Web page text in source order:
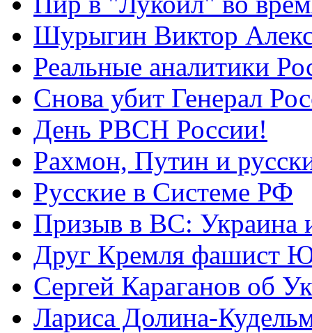
Шурыгин Виктор
Реальные аналитики
Снова убит Генерал
День РВСН России!
Рахмон, Путин и
Русские в Системе РФ
Призыв в ВС: Украина
Друг Кремля фашист
Сергей Караганов об
Лариса Долина-